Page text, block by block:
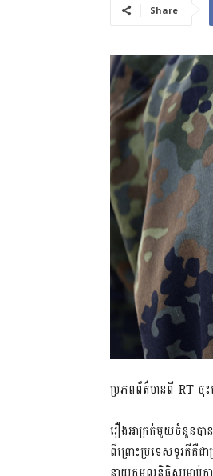
Share
ប្រភពព័ត៌មានពី RT ចុះ
រឿងអាក្រក់មួយចំនួនបា
ពីព្រោះប្រទេសទួរគីគឺ